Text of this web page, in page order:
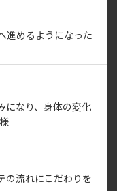
進めるようになった
になり、身体の変化
の流れにこだわりを